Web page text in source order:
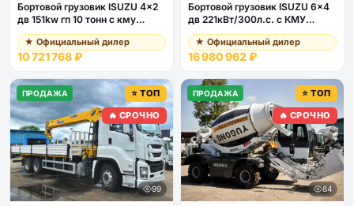
Бортовой грузовик ISUZU 4x2
дв 151kw гп 10 тонн c кму
VIGRUS SHS2006 гп 8 тонн 6
секций 20м кузов
6500*2470*550
★ Официальный дилер
10 721 768 ₽
Бортовой грузовик ISUZU 6x4
дв 221кВт/300л.с. c КМУ
VIGRUS SHS3005A г/п 12т 5
секций 18,3 м
★ Официальный дилер
16 980 962 ₽
ПРОДАЖА
⭐ ТОП
🔥 СРОЧНО
99
ПРОДАЖА
⭐ ТОП
🔥 СРОЧНО
84